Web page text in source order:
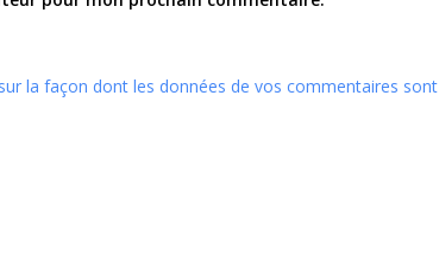
la façon dont les données de vos commentaires sont